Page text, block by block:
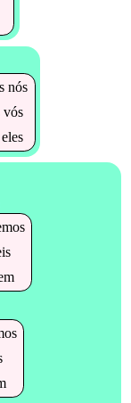
nós
vós
eles